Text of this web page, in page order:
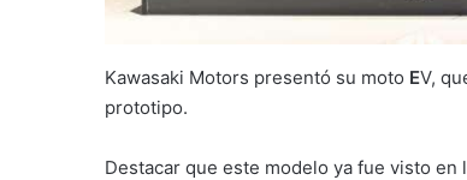
Kawasaki Motors presentó su moto EV,
prototipo.
Destacar que este modelo ya fue visto en